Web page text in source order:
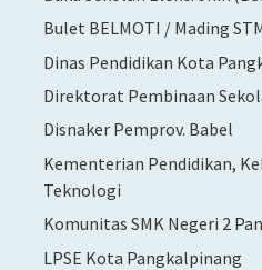
Bulet BELMOTI / Mading
Dinas Pendidikan Kota
Direktorat Pembinaan
Disnaker Pemprov. Babel
Kementerian Pendidikan,
Teknologi
Komunitas SMK Negeri 2
LPSE Kota Pangkalpinang